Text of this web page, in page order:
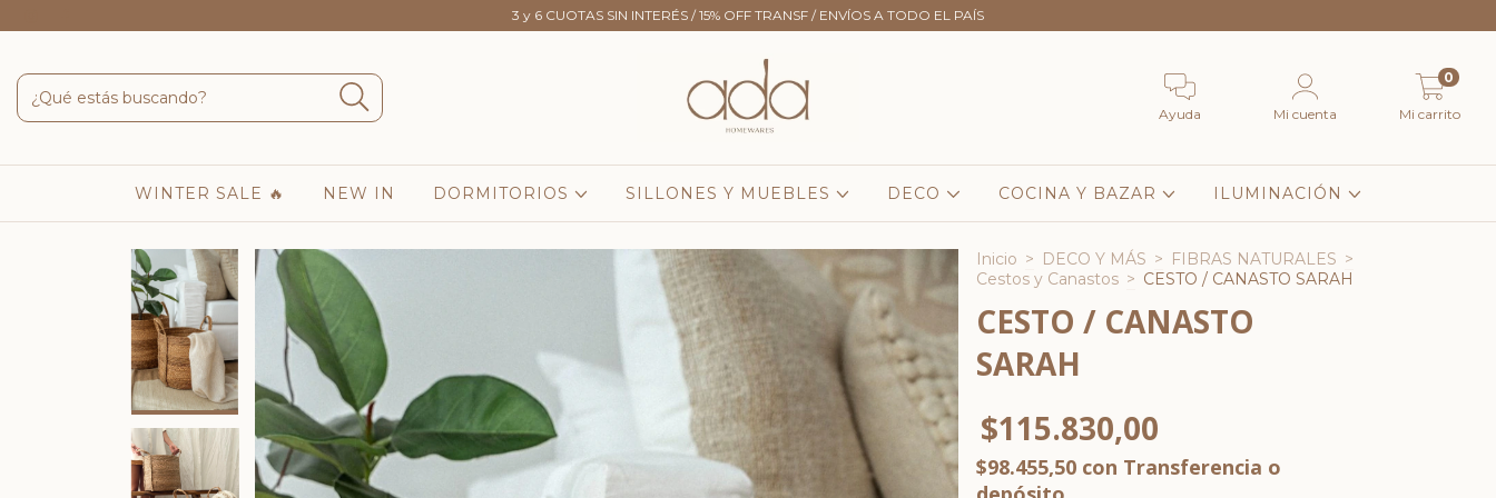
3 y 6 CUOTAS SIN INTERÉS / 15% OFF TRANSF / ENVÍOS A TODO EL PAÍS
Ayuda Mi cuenta Mi carrito
0
WINTER SALE 🔥 NEW IN DORMITORIOS SILLONES Y MUEBLES DECO COCINA Y BAZAR ILUMINACIÓN
Inicio > DECO Y MÁS > FIBRAS NATURALES >
Cestos y Canastos > CESTO / CANASTO SARAH
CESTO / CANASTO
SARAH
$115.830,00
$98.455,50 con Transferencia o